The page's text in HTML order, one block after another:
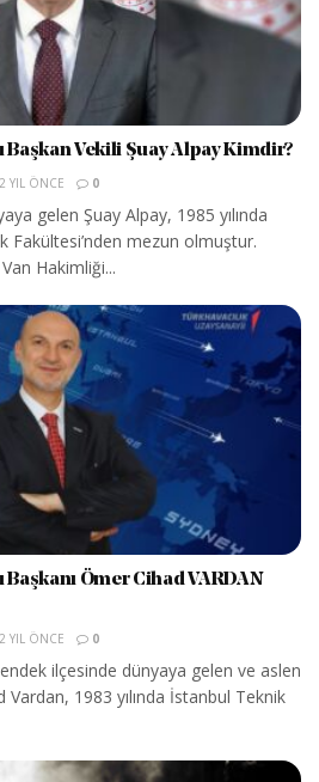
Vekili Şuay Alpay Kimdir?
2 YIL ÖNCE 0
gelen Şuay Alpay, 1985 yılında
Fakültesi’nden mezun olmuştur.
Hakimliği...
Ömer Cihad VARDAN
2 YIL ÖNCE 0
ilçesinde dünyaya gelen ve aslen
1983 yılında İstanbul Teknik